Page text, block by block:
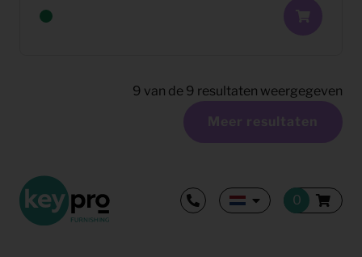
9 van de 9 resultaten weergegeven
Meer resultaten